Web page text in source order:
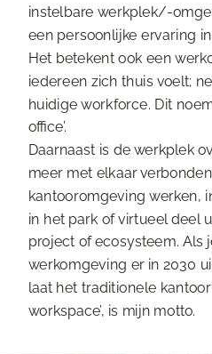
instelbare werkplek/-
een persoonlijke ervaring
Het betekent ook een
iedereen zich thuis voelt;
huidige workforce. Dit
office’.
Daarnaast is de werkplek
meer met elkaar
kantooromgeving werken,
in het park of virtueel deel
project of ecosysteem. Als
werkomgeving er in 2030
laat het traditionele
workspace’, is mijn motto.